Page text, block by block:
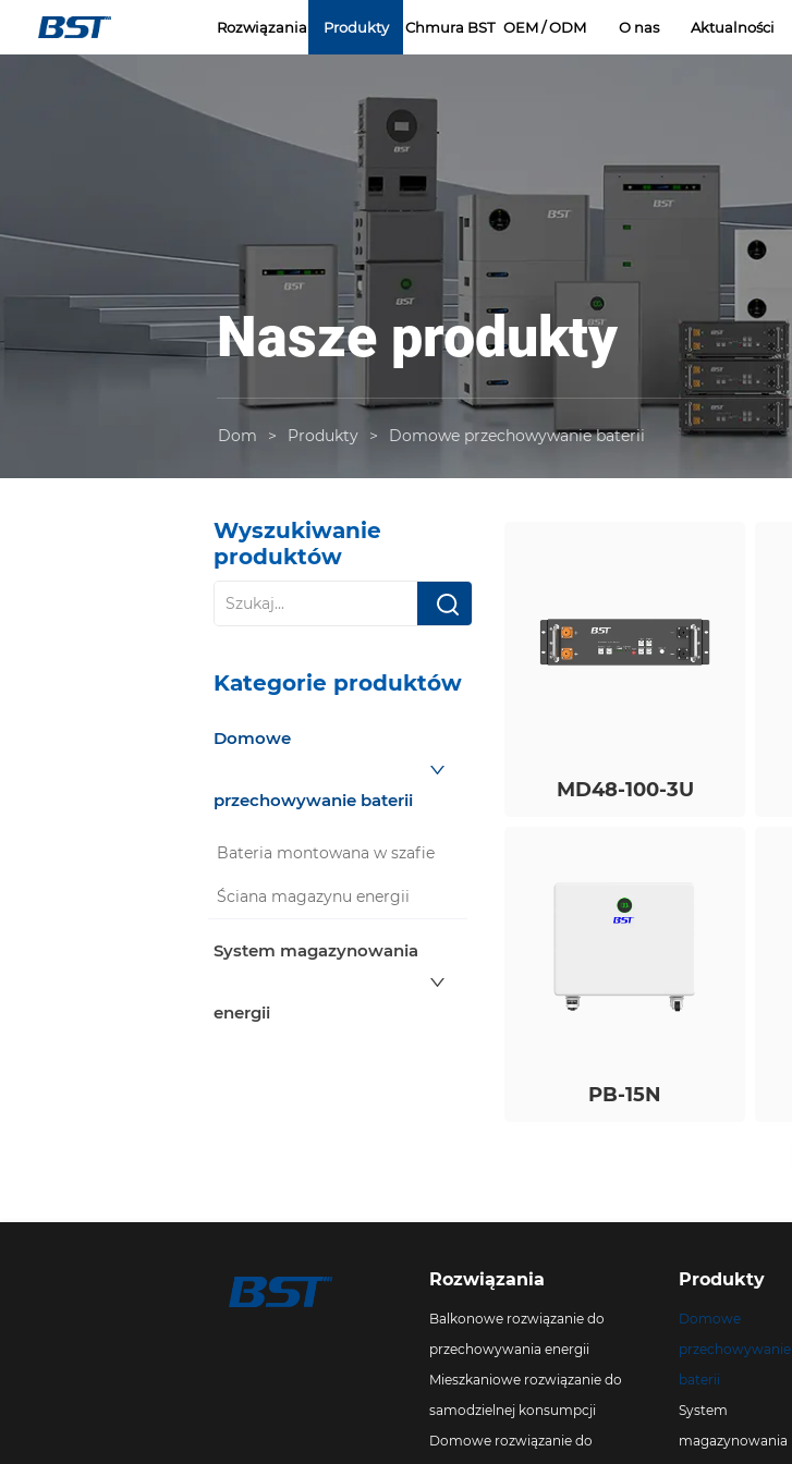
LOGO Rozwiązania Produkty Chmura BST OEM / ODM O nas Aktualności
Nasze produkty
Dom > Produkty > Domowe przechowywanie baterii
Wyszukiwanie
produktów
Kategorie produktów
Domowe
przechowywanie baterii
Bateria montowana w szafie
Ściana magazynu energii
System magazynowania
energii
MD48-100-3U
PB-15N
Rozwiązania
Balkonowe rozwiązanie do
przechowywania energii
Mieszkaniowe rozwiązanie do
samodzielnej konsumpcji
Domowe rozwiązanie do
Produkty
Domowe
przechowywanie
baterii
System
magazynowania